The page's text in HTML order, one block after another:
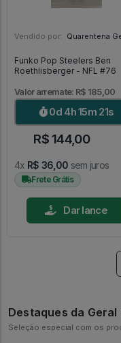
Vendido por: Quarentena Geek
Funko Pop Steelers Ben
Roethlisberger - NFL #76
Valor arremate: R$ 185,00
0d 4h 15m 19s
R$ 144,00
4x R$ 36,00 sem juros
Frete Grátis
Dar lance
Destaques da Geral
Seleção especial com os